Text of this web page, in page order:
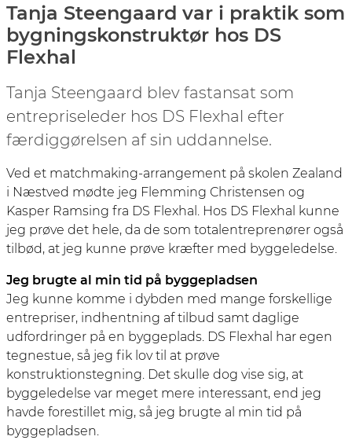
Tanja Steengaard var i praktik som
bygningskonstruktør hos DS
Flexhal
Tanja Steengaard blev fastansat som
entrepriseleder hos DS Flexhal efter
færdiggørelsen af sin uddannelse.
Ved et matchmaking-arrangement på skolen Zealand
i Næstved mødte jeg Flemming Christensen og
Kasper Ramsing fra DS Flexhal. Hos DS Flexhal kunne
jeg prøve det hele, da de som totalentreprenører også
tilbød, at jeg kunne prøve kræfter med byggeledelse.
Jeg brugte al min tid på byggepladsen
Jeg kunne komme i dybden med mange forskellige
entrepriser, indhentning af tilbud samt daglige
udfordringer på en byggeplads. DS Flexhal har egen
tegnestue, så jeg fik lov til at prøve
konstruktionstegning. Det skulle dog vise sig, at
byggeledelse var meget mere interessant, end jeg
havde forestillet mig, så jeg brugte al min tid på
byggepladsen.